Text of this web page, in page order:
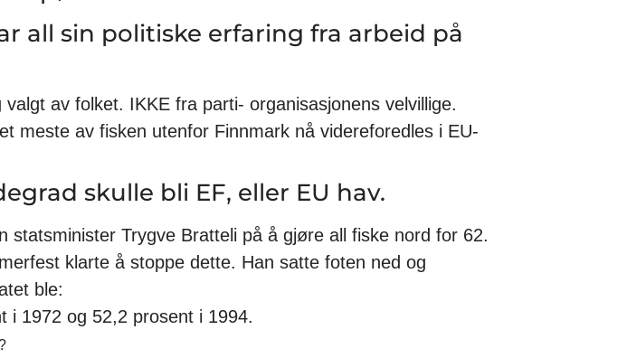
all sin politiske erfaring fra arbeid på
av folket. IKKE fra parti- organisasjonens velvillige.
meste av fisken utenfor Finnmark nå videreforedles i EU-
skulle bli EF, eller EU hav.
statsminister Trygve Bratteli på å gjøre all fiske nord for 62.
klarte å stoppe dette. Han satte foten ned og
ble:
i 1972 og 52,2 prosent i 1994.